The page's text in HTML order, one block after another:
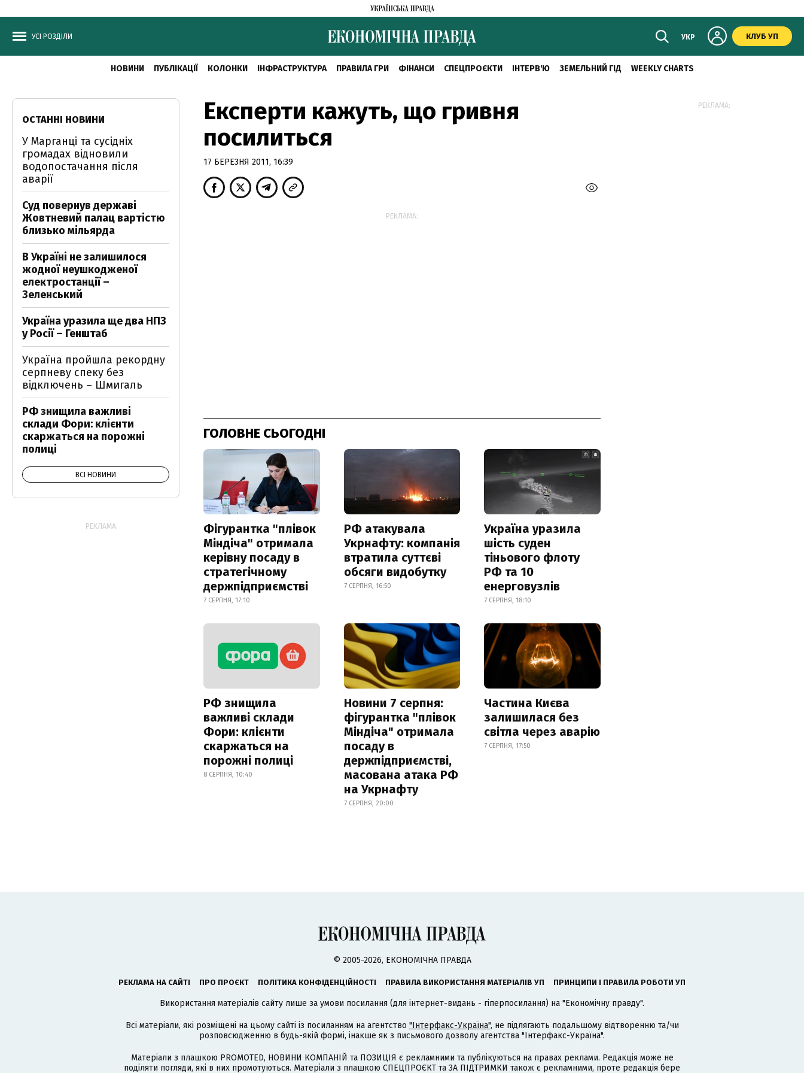
УСІ РОЗДІЛИ УКР КЛУБ УП
НОВИНИ ПУБЛІКАЦІЇ КОЛОНКИ ІНФРАСТРУКТУРА ПРАВИЛА ГРИ ФІНАНСИ СПЕЦПРОЄКТИ ІНТЕРВ'Ю ЗЕМЕЛЬНИЙ ГІД WEEKLY CHARTS
Експерти кажуть, що гривня
посилиться
17 БЕРЕЗНЯ 2011, 16:39
РЕКЛАМА:
ГОЛОВНЕ СЬОГОДНІ
Фігурантка "плівок
Міндіча" отримала
керівну посаду в
стратегічному
держпідприємстві
7 СЕРПНЯ, 17:10
РФ атакувала
Укрнафту: компанія
втратила суттєві
обсяги видобутку
7 СЕРПНЯ, 16:50
Україна уразила
шість суден
тіньового флоту
РФ та 10
енерговузлів
7 СЕРПНЯ, 18:10
РФ знищила
важливі склади
Фори: клієнти
скаржаться на
порожні полиці
8 СЕРПНЯ, 10:40
Новини 7 серпня:
фігурантка "плівок
Міндіча" отримала
посаду в
держпідприємстві,
масована атака РФ
на Укрнафту
7 СЕРПНЯ, 20:00
Частина Києва
залишилася без
світла через аварію
7 СЕРПНЯ, 17:50
ОСТАННІ НОВИНИ
У Марганці та сусідніх
громадах відновили
водопостачання після
аварії
Суд повернув державі
Жовтневий палац вартістю
близько мільярда
В Україні не залишилося
жодної неушкодженої
електростанції –
Зеленський
Україна уразила ще два НПЗ
у Росії – Генштаб
Україна пройшла рекордну
серпневу спеку без
відключень – Шмигаль
РФ знищила важливі
склади Фори: клієнти
скаржаться на порожні
полиці
ВСІ НОВИНИ
РЕКЛАМА:
РЕКЛАМА:
© 2005-2026, ЕКОНОМІЧНА ПРАВДА
РЕКЛАМА НА САЙТІ ПРО ПРОЄКТ ПОЛІТИКА КОНФІДЕНЦІЙНОСТІ ПРАВИЛА ВИКОРИСТАННЯ МАТЕРІАЛІВ УП ПРИНЦИПИ І ПРАВИЛА РОБОТИ УП
Використання матеріалів сайту лише за умови посилання (для інтернет-видань - гіперпосилання) на "Економічну правду".
Всі матеріали, які розміщені на цьому сайті із посиланням на агентство "Інтерфакс-Україна", не підлягають подальшому відтворенню та/чи
розповсюдженню в будь-якій формі, інакше як з письмового дозволу агентства "Інтерфакс-Україна".
Матеріали з плашкою PROMOTED, НОВИНИ КОМПАНІЙ та ПОЗИЦІЯ є рекламними та публікуються на правах реклами. Редакція може не
поділяти погляди, які в них промотуються. Матеріали з плашкою СПЕЦПРОЄКТ та ЗА ПІДТРИМКИ також є рекламними, проте редакція бере